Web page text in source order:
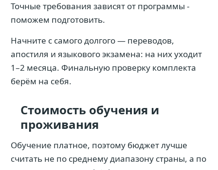
Точные требования зависят от программы -
поможем подготовить.
Начните с самого долгого — переводов,
апостиля и языкового экзамена: на них уходит
1–2 месяца. Финальную проверку комплекта
берём на себя.
Стоимость обучения и
проживания
Обучение платное, поэтому бюджет лучше
считать не по среднему диапазону страны, а по